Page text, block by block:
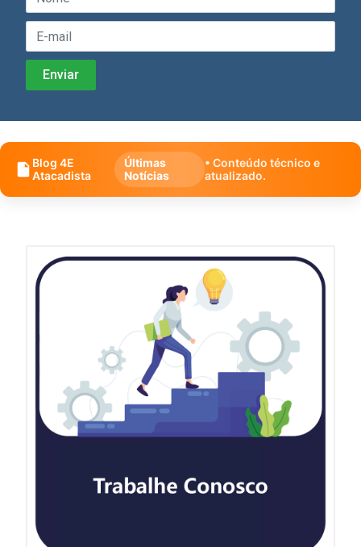
Blog 4E
Atacadista
Últimas
Notícias
• Conteúdo técnico e
atualizado.